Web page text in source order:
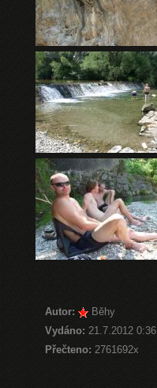
Autor:
Běhy
Vydáno: 21.7.2012 0:36
Přečteno: 2761692x